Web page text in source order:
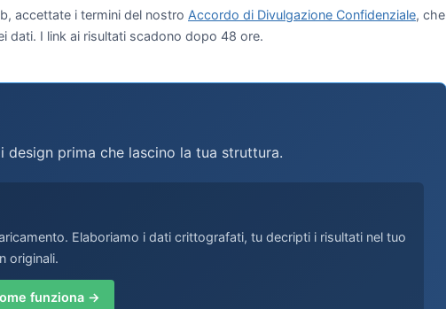
accettate i termini del nostro Accordo di Divulgazione Confidenziale, che
dati. I link ai risultati scadono dopo 48 ore.
prima che lascino la tua struttura.
Elaboriamo i dati crittografati, tu decripti i risultati nel tuo
originali.
funziona →